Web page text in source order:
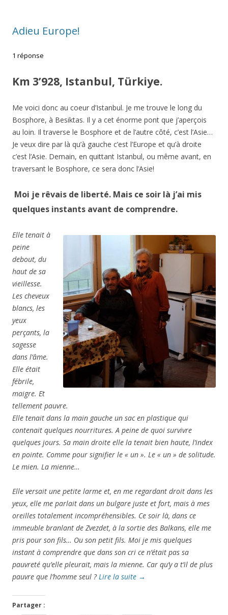
Adieu Europe!
1 réponse
Km 3’928, Istanbul, Türkiye.
Me voici donc au coeur d’Istanbul. Je me trouve le long du
Bosphore, à Besiktas. Il y a cet énorme pont que j’aperçois
au loin. Il traverse le Bosphore et de l’autre côté, c’est l’Asie…
Je veux dire par là qu’à gauche c’est l’Europe et qu’à droite
c’est l’Asie. Demain, en quittant Istanbul, ou même avant, en
traversant le Bosphore, ce sera donc l’Asie!
Moi je rêvais de liberté. Mais ce soir là j’ai mis
quelques instants avant de comprendre.
Elle tenait à
peine
debout, du
haut de sa
vieillesse.
Les cheveux
blancs, les
yeux
perçants, la
sagesse
dans l’âme.
Elle était
fébrile,
maigre. Et
tellement pauvre.
Elle tenait dans la main gauche un sac en plastique qui
contenait quelques nourritures. A peine de quoi survivre
quelques jours. Sa main droite elle la tenait bien haute, l’index
en pointe. Comme pour signifier le « un ». Le « un » de solitude.
Le mien. La mienne…
Elle versait une petite larme et, en me regardant droit dans les
yeux, elle me parlait dans un bulgare juste et fort, mais à mes
oreilles totalement incompréhensibles. Ce soir là, dans ce
immeuble branlant de Zvezdet, à la sortie des Balkans, elle me
pris pour son fils… Ou son petit fils. Moi je mis quelques
instant à comprendre que dans son cri ce n’était pas sa
pauvreté qu’elle pleurait, mais la mienne. Car qu’y a t’il de plus
pauvre que l’homme seul ? Lire la suite →
Partager :